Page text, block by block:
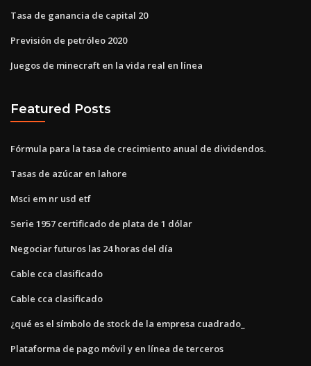
Tasa de ganancia de capital 20
Previsión de petróleo 2020
Juegos de minecraft en la vida real en línea
Featured Posts
Fórmula para la tasa de crecimiento anual de dividendos.
Tasas de azúcar en lahore
Msci em nr usd etf
Serie 1957 certificado de plata de 1 dólar
Negociar futuros las 24 horas del día
Cable cca clasificado
Cable cca clasificado
¿qué es el símbolo de stock de la empresa cuadrado_
Plataforma de pago móvil y en línea de terceros